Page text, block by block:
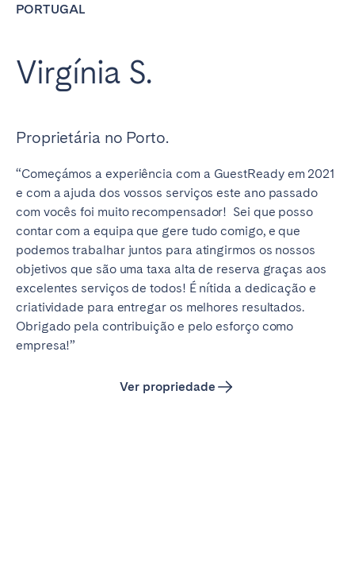
PORTUGAL
Virgínia S.
Proprietária no Porto.
“Começámos a experiência com a GuestReady em 2021
e com a ajuda dos vossos serviços este ano passado
com vocês foi muito recompensador! Sei que posso
contar com a equipa que gere tudo comigo, e que
podemos trabalhar juntos para atingirmos os nossos
objetivos que são uma taxa alta de reserva graças aos
excelentes serviços de todos! É nítida a dedicação e
criatividade para entregar os melhores resultados.
Obrigado pela contribuição e pelo esforço como
empresa!”
Ver propriedade